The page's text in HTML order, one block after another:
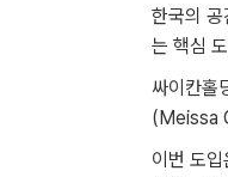
한국의 공
는 핵심
싸이칸홀
(Meissa
이번 도